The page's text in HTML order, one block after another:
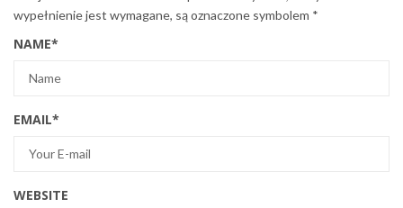
wypełnienie jest wymagane, są oznaczone symbolem *
NAME*
EMAIL*
WEBSITE